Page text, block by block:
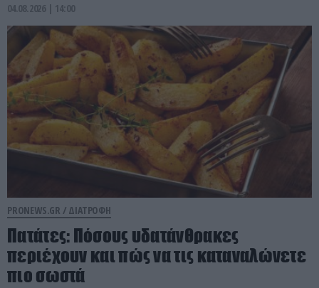
04.08.2026 | 14:00
PRONEWS.GR / ΔΙΑΤΡΟΦΗ
Πατάτες: Πόσους υδατάνθρακες
περιέχουν και πώς να τις καταναλώνετε
πιο σωστά